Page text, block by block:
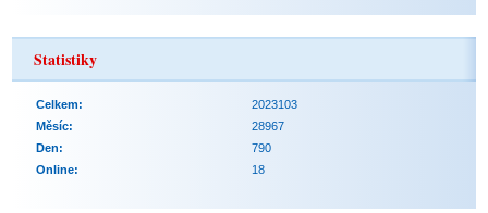
Statistiky
Online: 18
Celkem:
2023103
Měsíc:
28967
Den:
790